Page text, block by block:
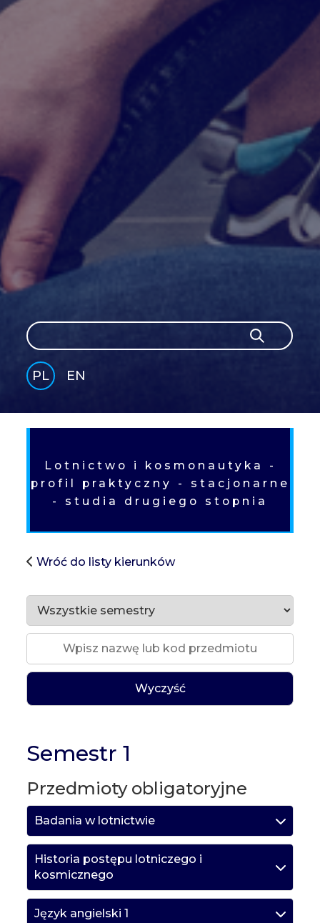
Szukaj
Szukaj
PL
EN
SH
Lotnictwo i kosmonautyka -
profil praktyczny - stacjonarne
- studia drugiego stopnia
Wróć do listy kierunków
Wyczyść
Semestr 1
Przedmioty obligatoryjne
Badania w lotnictwie
Historia postępu lotniczego i
kosmicznego
Język angielski 1